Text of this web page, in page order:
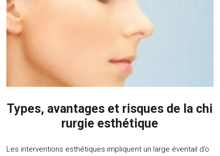
Types, avantages et risques de la chi
rurgie esthétique
Les interventions esthétiques impliquent un large éventail d’o